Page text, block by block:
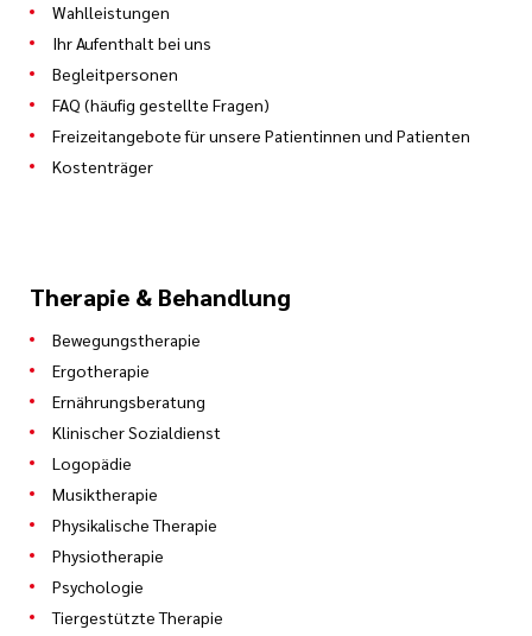
Wahlleistungen
Ihr Aufenthalt bei uns
Begleitpersonen
FAQ (häufig gestellte Fragen)
Freizeitangebote für unsere Patientinnen und Patienten
Kostenträger
Therapie & Behandlung
Bewegungstherapie
Ergotherapie
Ernährungsberatung
Klinischer Sozialdienst
Logopädie
Musiktherapie
Physikalische Therapie
Physiotherapie
Psychologie
Tiergestützte Therapie